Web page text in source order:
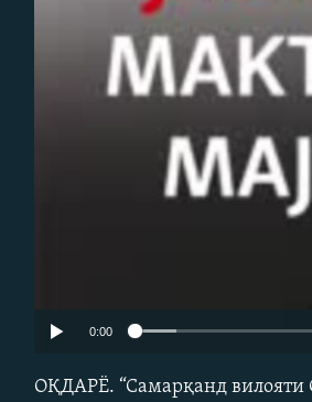
0:00
ОҚДАРЁ. “Самарқанд